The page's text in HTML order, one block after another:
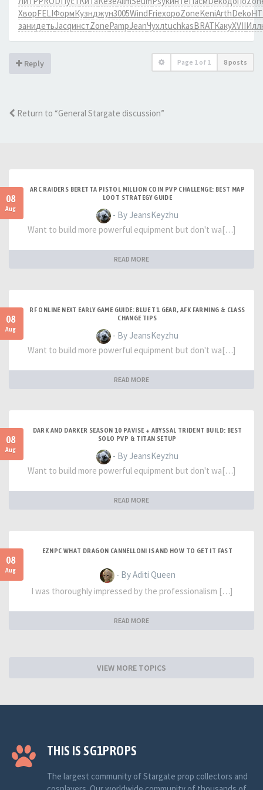
ХворFELIФормКузнджун3005WindFrieхороZoneKeniArthDeko
занидетьJacqинстZonePampJeanЧухлtuchkasBRATКакуXVII
Reply Page 1 of 1 8 posts
Return to “General Stargate discussion”
08
Aug
ARC RAIDERS BERETTA PISTOL MILLION COIN PVP CHALLENGE: BEST MAP
LOOT STRATEGY GUIDE
- By JeansKeyzhu
Want to build more powerful equipment but don't wa[…]
READ MORE
08
Aug
RF ONLINE NEXT EARLY GAME GUIDE: BLUE T1 GEAR, AFK FARMING & CLASS
CHANGE TIPS
- By JeansKeyzhu
Want to build more powerful equipment but don't wa[…]
READ MORE
08
Aug
DARK AND DARKER SEASON 10 PAVISE + ABYSSAL TRIDENT BUILD: BEST
SOLO PVP & TITAN SETUP
- By JeansKeyzhu
Want to build more powerful equipment but don't wa[…]
READ MORE
08
Aug
EZNPC WHAT DRAGON CANNELLONI IS AND HOW TO GET IT FAST
- By Aditi Queen
I was thoroughly impressed by the professionalism […]
READ MORE
VIEW MORE TOPICS
THIS IS SG1PROPS
The largest community of Stargate prop collectors and